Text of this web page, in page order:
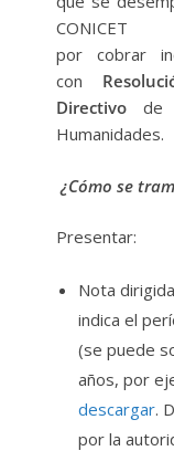
por cobrar
con
Directivo de
Humanidades.
¿Cómo se
Presentar:
Nota
indica el
(se puede
años, por
descargar.
por la